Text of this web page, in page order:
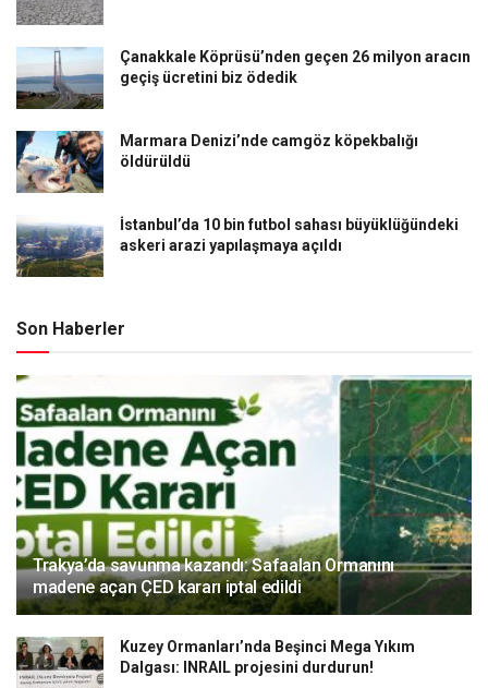
Çanakkale Köprüsü’nden geçen 26 milyon aracın
geçiş ücretini biz ödedik
Marmara Denizi’nde camgöz köpekbalığı
öldürüldü
İstanbul’da 10 bin futbol sahası büyüklüğündeki
askeri arazi yapılaşmaya açıldı
Son Haberler
Trakya’da savunma kazandı: Safaalan Ormanını
madene açan ÇED kararı iptal edildi
Kuzey Ormanları’nda Beşinci Mega Yıkım
Dalgası: INRAIL projesini durdurun!